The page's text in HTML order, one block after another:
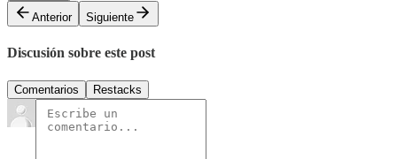
Anterior
Siguiente
Discusión sobre este post
Comentarios Restacks